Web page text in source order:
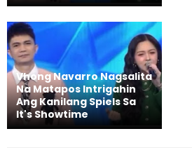
Vhong Navarro Nagsalita
Na Matapos Intrigahin
Ang Kanilang Spiels Sa
It's Showtime